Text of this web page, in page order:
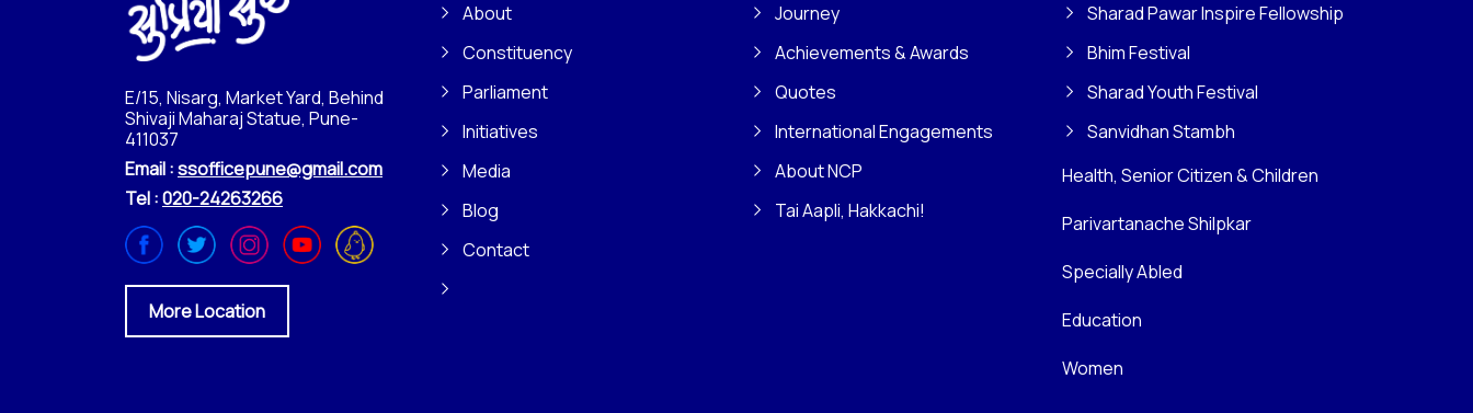
E/15, Nisarg, Market Yard, Behind
Shivaji Maharaj Statue, Pune-
411037
Email :ssofficepune@gmail.com
Tel :020-24263266
More Location
About
Constituency
Parliament
Initiatives
Media
Blog
Contact
Journey
Achievements & Awards
Quotes
International Engagements
About NCP
Tai Aapli, Hakkachi!
Sharad Pawar Inspire Fellowship
Bhim Festival
Sharad Youth Festival
Sanvidhan Stambh
Health, Senior Citizen & Children
Parivartanache Shilpkar
Specially Abled
Education
Women